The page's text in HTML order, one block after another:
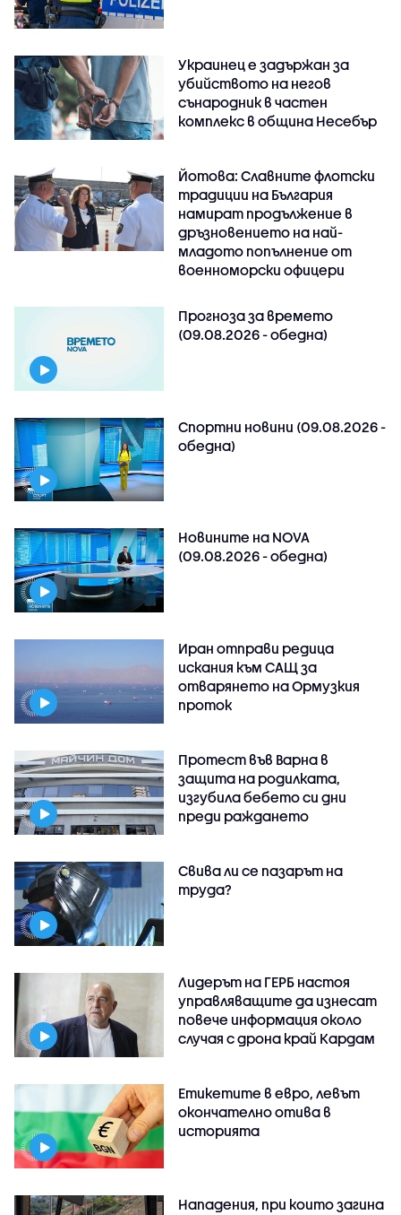
Украинец е задържан за
убийството на негов
сънародник в частен
комплекс в община Несебър
Йотова: Славните флотски
традиции на България
намират продължение в
дръзновението на най-
младото попълнение от
военноморски офицери
Прогноза за времето
(09.08.2026 - обедна)
Спортни новини (09.08.2026 -
обедна)
Новините на NOVA
(09.08.2026 - обедна)
Иран отправи редица
искания към САЩ за
отварянето на Ормузкия
проток
Протест във Варна в
защита на родилката,
изгубила бебето си дни
преди раждането
Свива ли се пазарът на
труда?
Лидерът на ГЕРБ настоя
управляващите да изнесат
повече информация около
случая с дрона край Кардам
Етикетите в евро, левът
окончателно отива в
историята
Нападения, при които загина